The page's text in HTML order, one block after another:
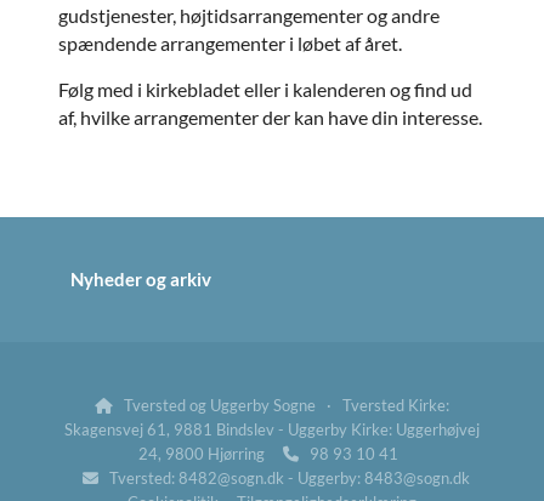
gudstjenester, højtidsarrangementer og andre
spændende arrangementer i løbet af året.
Følg med i kirkebladet eller i kalenderen og find ud
af, hvilke arrangementer der kan have din interesse.
Nyheder og arkiv

Tversted og Uggerby Sogne · Tversted Kirke:
Skagensvej 61, 9881 Bindslev - Uggerby Kirke: Uggerhøjvej
24, 9800 Hjørring
 98 93 10 41
Tversted: 8482@sogn.dk - Uggerby: 8483@sogn.dk